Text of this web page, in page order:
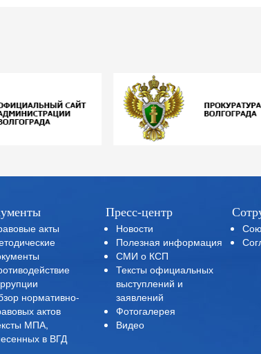
акты
нормативно-
актов
МПА,
в ВГД
Пресс-центр
Новости
Полезная информация
СМИ о КСП
Тексты официальных
выступлений и
заявлений
Фотогалерея
Видео